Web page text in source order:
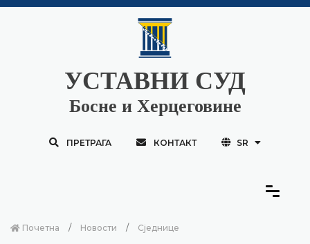
УСТАВНИ СУД
Босне и Херцеговине
ПРЕТРАГА КОНТАКТ SR
Почетна Новости Сједнице